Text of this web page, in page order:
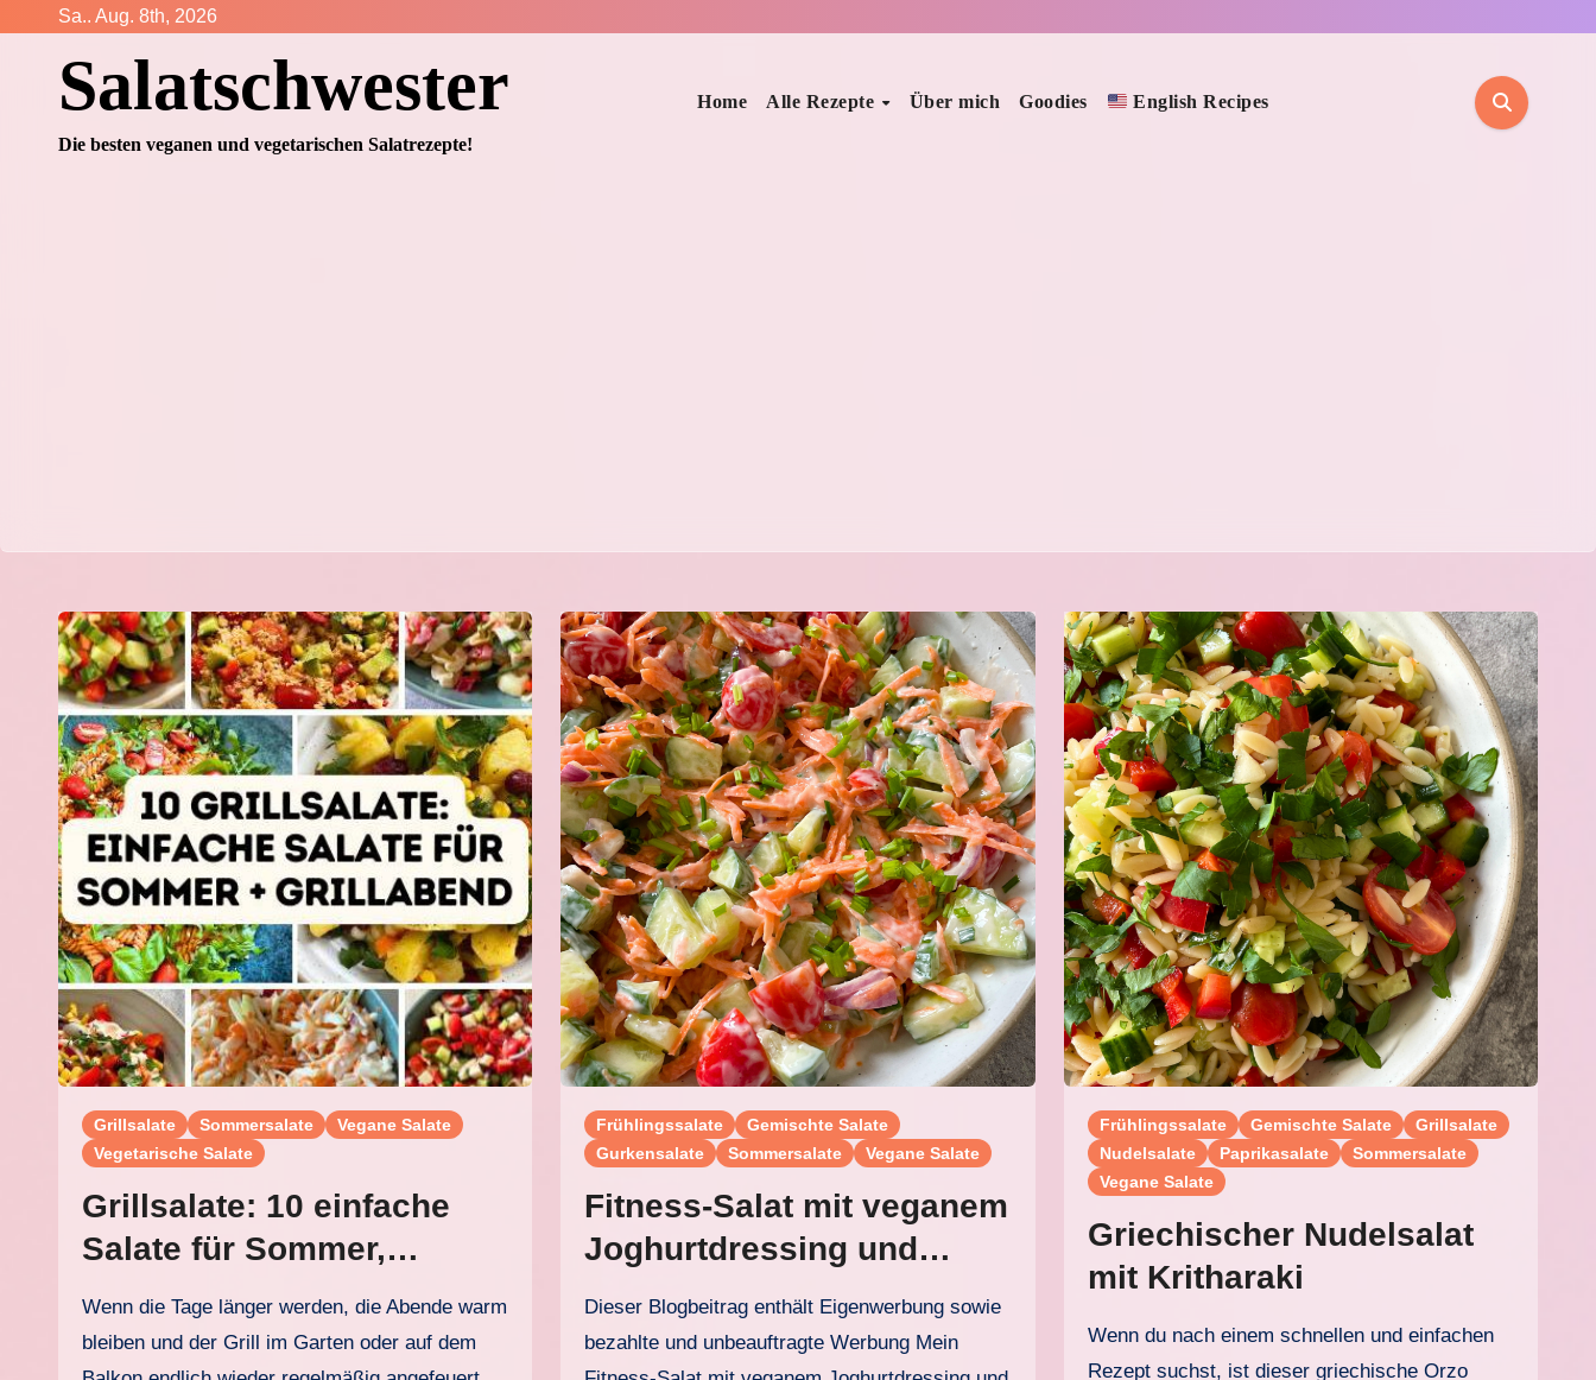
springen
Sa.. Aug. 8th, 2026
Salatschwester
Die besten veganen und vegetarischen Salatrezepte!
Home Alle Rezepte Über mich Goodies English Recipes
Grillsalate Sommersalate
Vegane Salate
Vegetarische Salate
Grillsalate: 10 einfache
Salate für Sommer,
Grillabend und Buffet
Wenn die Tage länger werden, die Abende warm
bleiben und der Grill im Garten oder auf dem
Frühlingssalate
Gemischte Salate
Gurkensalate
Sommersalate Vegane Salate
Fitness-Salat mit veganem
Joghurtdressing und
Karotten
Dieser Blogbeitrag enthält Eigenwerbung sowie
bezahlte und unbeauftragte Werbung Mein
Frühlingssalate Gemischte Salate
Grillsalate
Nudelsalate
Paprikasalate
Sommersalate
Vegane Salate
Griechischer Nudelsalat
mit Kritharaki
Wenn du nach einem schnellen und einfachen
Rezept suchst, ist dieser griechische Orzo